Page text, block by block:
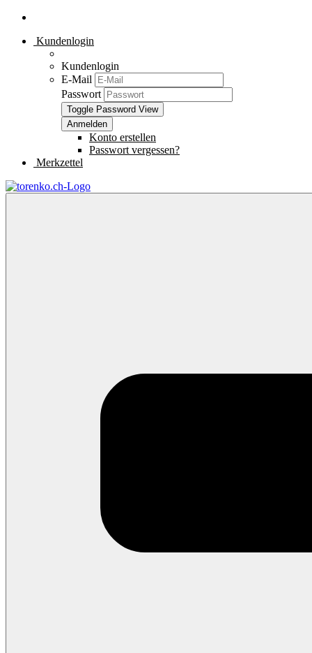
Kundenlogin
Kundenlogin
E-Mail
Passwort
Toggle Password View
Konto erstellen
Passwort vergessen?
Merkzettel